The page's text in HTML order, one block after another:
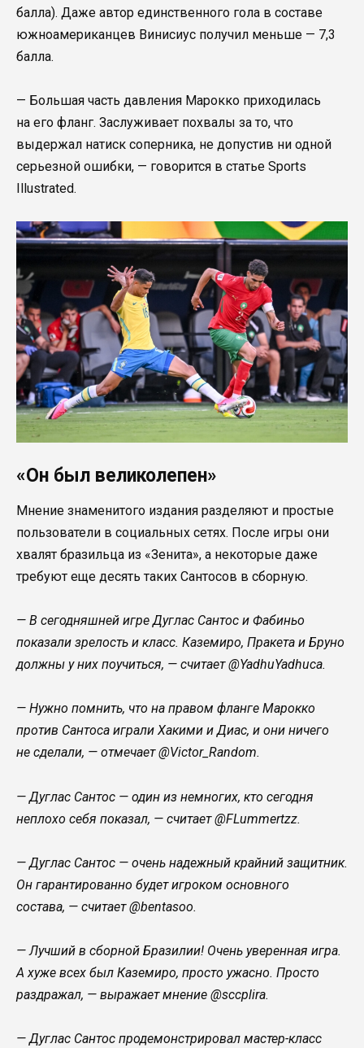
балла). Даже автор единственного гола в составе
южноамериканцев Винисиус получил меньше — 7,3
балла.
— Большая часть давления Марокко приходилась
на его фланг. Заслуживает похвалы за то, что
выдержал натиск соперника, не допустив ни одной
серьезной ошибки, — говорится в статье Sports
Illustrated.
«Он был великолепен»
Мнение знаменитого издания разделяют и простые
пользователи в социальных сетях. После игры они
хвалят бразильца из «Зенита», а некоторые даже
требуют еще десять таких Сантосов в сборную.
— В сегодняшней игре Дуглас Сантос и Фабиньо
показали зрелость и класс. Каземиро, Пракета и Бруно
должны у них поучиться, — считает @YadhuYadhuca.
— Нужно помнить, что на правом фланге Марокко
против Сантоса играли Хакими и Диас, и они ничего
не сделали, — отмечает @Victor_Random.
— Дуглас Сантос — один из немногих, кто сегодня
неплохо себя показал, — считает @FLummertzz.
— Дуглас Сантос — очень надежный крайний защитник.
Он гарантированно будет игроком основного
состава, — считает @bentasoo.
— Лучший в сборной Бразилии! Очень уверенная игра.
А хуже всех был Каземиро, просто ужасно. Просто
раздражал, — выражает мнение @sccplira.
— Дуглас Сантос продемонстрировал мастер-класс